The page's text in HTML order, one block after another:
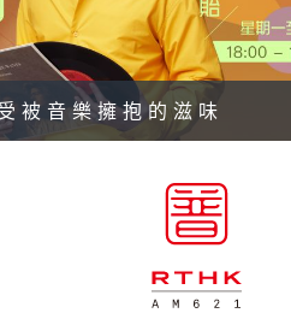
被音樂擁抱的滋味